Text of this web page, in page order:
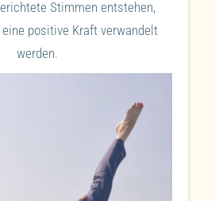
Stimmen entstehen,
positive Kraft verwandelt
werden.